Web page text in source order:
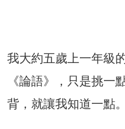
我大約五歲上一年級
《論語》，只是挑一
背，就讓我知道一點。